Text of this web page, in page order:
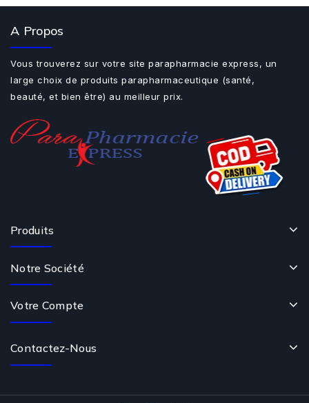
A Propos
Vous trouverez sur votre site parapharmacie express, un
large choix de produits parapharmaceutique (santé,
beauté, et bien être) au meilleur prix.
Produits
Notre Société
Votre Compte
Contactez-Nous